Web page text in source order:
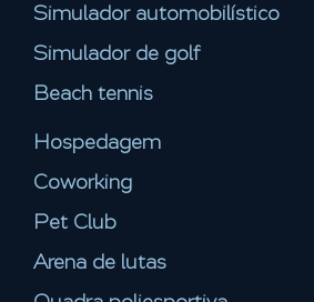
Simulador automobilístico
Simulador de golf
Beach tennis
Hospedagem
Coworking
Pet Club
Arena de lutas